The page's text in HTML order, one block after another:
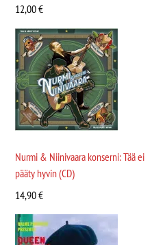
12,00€
Nurmi & Niinivaara konserni: Tää ei
pääty hyvin (CD)
14,90€